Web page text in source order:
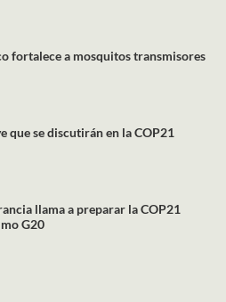
fortalece a mosquitos transmisores
que se discutirán en la COP21
llama a preparar la COP21
G20